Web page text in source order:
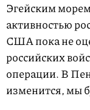
Эгейским
активностью
США пока не
российских
операции. В
изменится, мы